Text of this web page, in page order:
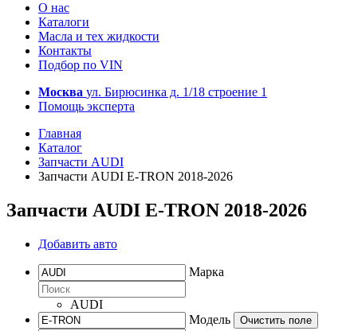
О нас
Каталоги
Масла и тех жидкости
Контакты
Подбор по VIN
Москва ул. Бирюсинка д. 1/18 строение 1
Помощь эксперта
Главная
Каталог
Запчасти AUDI
Запчасти AUDI E-TRON 2018-2026
Запчасти AUDI E-TRON 2018-2026
Добавить авто
Марка
AUDI
Модель
Очистить поле